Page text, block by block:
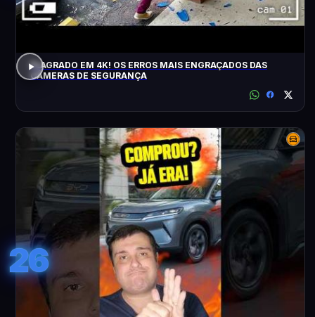
FLAGRADO EM 4K! OS ERROS MAIS ENGRAÇADOS DAS
CÂMERAS DE SEGURANÇA
26